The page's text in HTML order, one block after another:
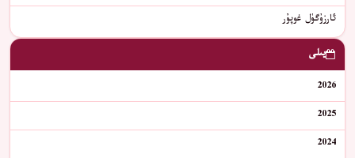
ئارزۇگۈل غوپۇر
يىلى
2026
2025
2024